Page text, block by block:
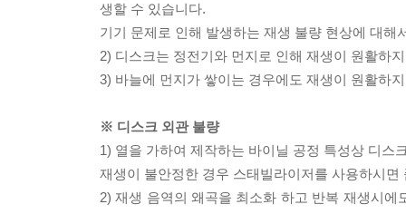
생할 수 있습니다.
기기 문제로 인해 발생하는 재생 불량 현상에 대
2) 디스크는 정전기와 먼지로 인해 재생이 원활하
3) 바늘에 먼지가 쌓이는 경우에도 재생이 원활하
※ 디스크 외관 불량
1) 열을 가하여 제작하는 바이닐 공정 특성상 디스
재생이 불안정한 경우 스태빌라이저를 사용하시
2) 재생 음역의 왜곡을 최소화 하고 반복 재생시